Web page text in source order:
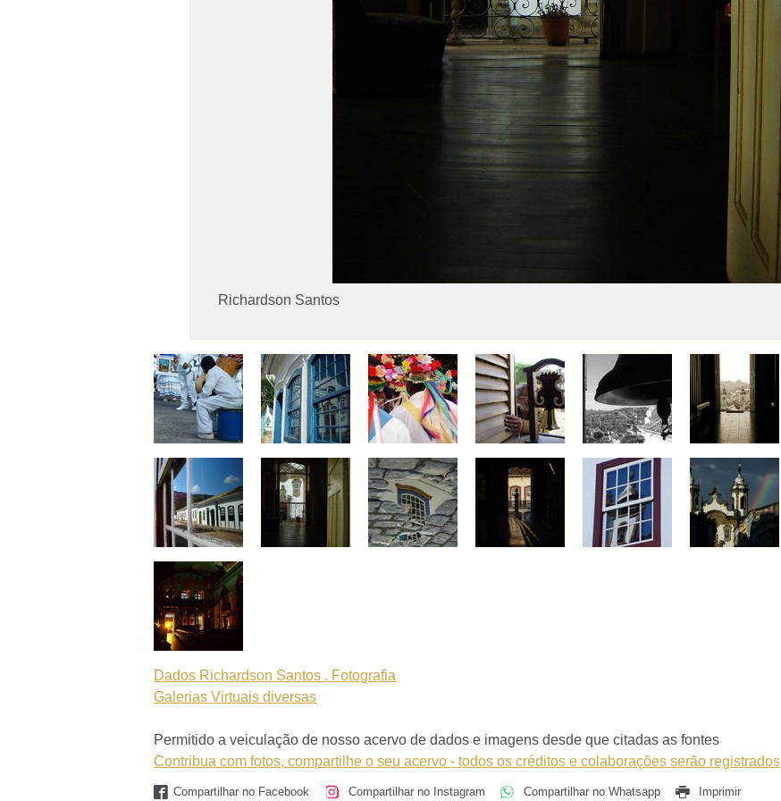
Richardson Santos
Dados Richardson Santos . Fotografia
Galerias Virtuais diversas
Permitido a veiculação de nosso acervo de dados e imagens desde que citadas as fontes
Contribua com fotos, compartilhe o seu acervo - todos os créditos e colaborações serão registrados
Compartilhar no Facebook Compartilhar no Instagram Compartilhar no Whatsapp Imprimir